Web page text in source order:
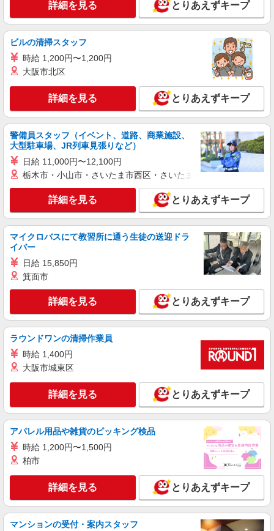
358万円〜 【初任者研修】 月給：259,200円 年収
例：350万円〜 ※職務手当、働きがい向上手当、
日祝手当（月平均2回分）、夜勤手当（月平均5回
分）等、毎月平均的に支払われる手当を含みま
す。 ※介護福祉士のみ、特別職務手当も含む ◎残
業時は別途時間外手当支給（超過1分〜） ◎賞
神奈川県横須賀市湘南鷹取2丁目35番5号
キープ 詳細を見る
正社員
介護スタッフ
【介護福祉士】 月給：285,800円 年収例：384
万円〜 【実務者研修】 月給：265,000円 年収例：
358万円〜 【初任者研修・無資格】 月給：
259,200円 年収例：350万円〜 ※職務手当、働き
がい向上手当、日祝手当（月平均2回分）、夜勤手
当（月平均5回分）等、毎月平均的に支払われる手
当を含みます。 ※介護福祉士のみ、特別職務手当
も含む ◎残業時は別途時間外手当支給（超過1
分〜） ◎賞与 基本給2.08ヶ月分/年支給
神奈川県横須賀市久村672-1
キープ 詳細を見る
パナソニックエイジフリーケアセンター横須賀佐原
ショートステイ／介護職／日勤のみ
時給1,282円〜1,346円 ※経験・能力・資格等
による ※一律処遇改善加算含む 〇時間外勤務手当
〇土日祝勤務手当 〇夜勤手当 〇深夜勤務手当 〇
無事故無違反表彰金 〇年末年始勤務手当 〇早朝
パナソニックエイジフリーケアセンター横須賀
キープ 詳細を見る
パート
パナソニックエイジフリーケアセンター横須賀佐原
ショートステイ／介護職／遅出のみ
時給1,282円〜1,346円 ※経験・能力・資格等
〇土日祝勤務手当 〇夜勤手当 〇深夜勤務手当 〇
無事故無違反表彰金 〇年末年始勤務手当 〇早朝
7:00〜8:00/夜間18:00〜20:00は時給25％UP
パナソニックエイジフリーケアセンター横須賀
佐原 神奈川県横須賀市佐原1-11-5
キープ 詳細を見る
パート
パナソニックエイジフリーケアセンター横須賀佐原
ショートステイ／介護職／パート／勤務日数時
間は応相談
時給1,282円〜1,346円 ※経験・能力・資格等
による その他資格 時給1,282円 社会福祉士・介護
詳細を見る とりあえずキープ
ビルの清掃スタッフ
時給 1,200円〜1,200円
大阪市北区
詳細を見る とりあえずキープ
警備員スタッフ（イベント、道路、商業施設、
大型駐車場、JR列車見張りなど）
日給 11,000円〜12,100円
栃木市・小山市・さいたま市西区・さいたま市岩槻区・久喜市・
詳細を見る とりあえずキープ
マイクロバスにて教習所に通う生徒の送迎ドラ
イバー
日給 15,850円
箕面市
詳細を見る とりあえずキープ
ラウンドワンの清掃作業員
時給 1,400円
大阪市城東区
詳細を見る とりあえずキープ
アパレル用品や雑貨のピッキング検品
時給 1,200円〜1,500円
柏市
詳細を見る とりあえずキープ
マンションの受付・案内スタッフ